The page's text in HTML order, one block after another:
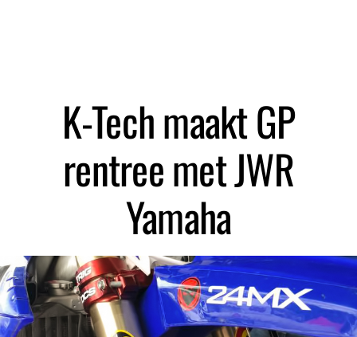
K-Tech maakt GP
rentree met JWR
Yamaha